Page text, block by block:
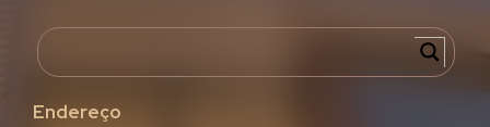
Endereço